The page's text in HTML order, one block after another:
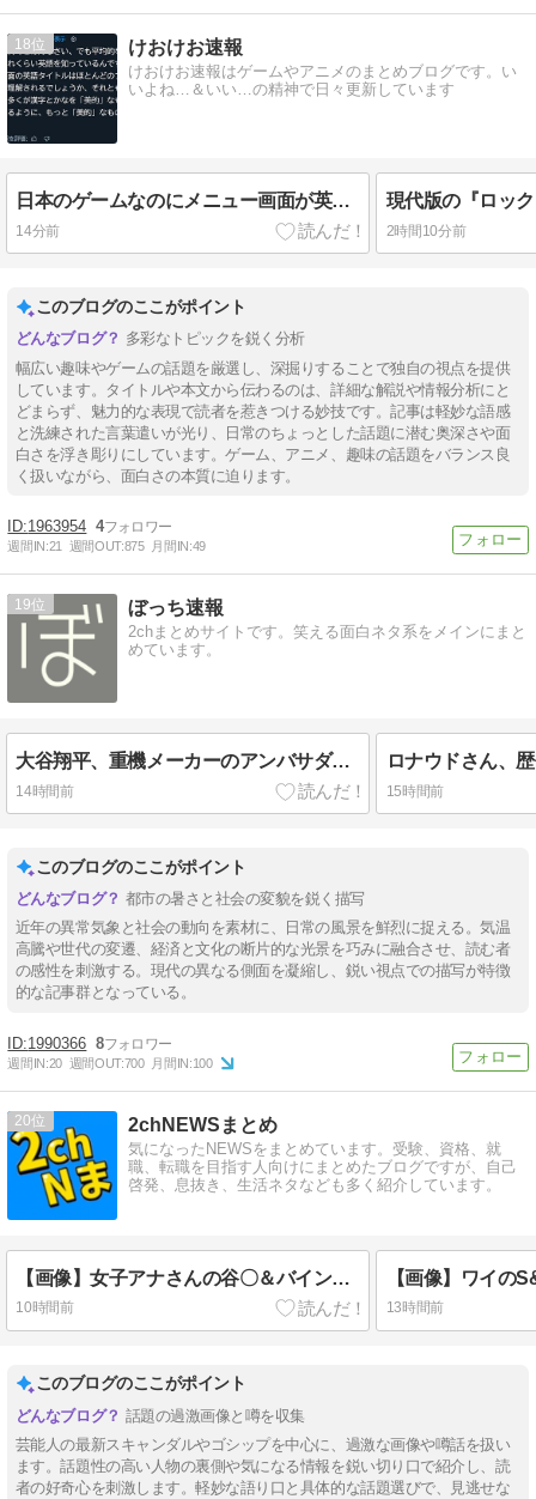
18 けおけお速報
けおけお速報はゲームやアニメのまとめブログです。い
いよね…＆いい…の精神で日々更新しています
日本のゲームなのにメニュー画面が英語だらけなの英語圏の人からすると奇妙に見えるんだな…
14分前 2時間10分前
このブログのここがポイント
多彩なトピックを鋭く分析
幅広い趣味やゲームの話題を厳選し、深掘りすることで独自の視点を提供
しています。タイトルや本文から伝わるのは、詳細な解説や情報分析にと
どまらず、魅力的な表現で読者を惹きつける妙技です。記事は軽妙な語感
と洗練された言葉遣いが光り、日常のちょっとした話題に潜む奥深さや面
白さを浮き彫りにしています。ゲーム、アニメ、趣味の話題をバランス良
く扱いながら、面白さの本質に迫ります。
1963954 4
週間IN:21 週間OUT:875 月間IN:49
19 ぼっち速報
2chまとめサイトです。笑える面白ネタ系をメインにまと
めています。
大谷翔平、重機メーカーのアンバサダーに就任
14時間前 15時間前
このブログのここがポイント
都市の暑さと社会の変貌を鋭く描写
近年の異常気象と社会の動向を素材に、日常の風景を鮮烈に捉える。気温
高騰や世代の変遷、経済と文化の断片的な光景を巧みに融合させ、読む者
の感性を刺激する。現代の異なる側面を凝縮し、鋭い視点での描写が特徴
的な記事群となっている。
1990366 8
週間IN:20 週間OUT:700 月間IN:100
20 2chNEWSまとめ
気になったNEWSをまとめています。受験、資格、就
職、転職を目指す人向けにまとめたブログですが、自己
啓発、息抜き、生活ネタなども多く紹介しています。
【画像】女子アナさんの谷〇＆バインすごいｗｗｗｗ
10時間前
【画像】ワイの
13時間前
このブログのここがポイント
話題の過激画像と噂を収集
芸能人の最新スキャンダルやゴシップを中心に、過激な画像や噂話を扱い
ます。話題性の高い人物の裏側や気になる情報を鋭い切り口で紹介し、読
者の好奇心を刺激します。軽妙な語り口と具体的な話題選びで、見逃せな